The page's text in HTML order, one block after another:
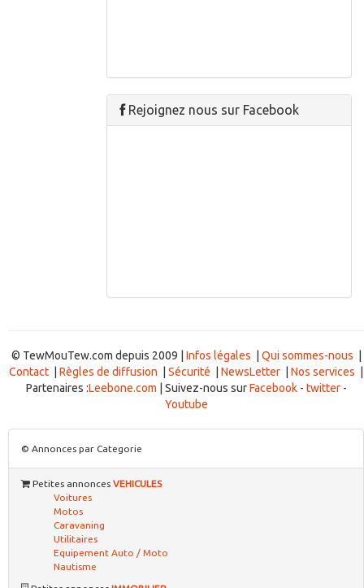
Rejoignez nous sur Facebook
© TewMouTew.com depuis 2009 | Infos légales Qui sommes-nous
Contact
Règles de diffusion Sécurité NewsLetter Nos services
Partenaires :Leebone.com | Suivez-nous surFacebook- twitter-
Youtube
© Annonces par Categorie
Petites annonces VEHICULES
Voitures
Motos
Caravaning
Utilitaires
Equipement Auto / Moto
Nautisme